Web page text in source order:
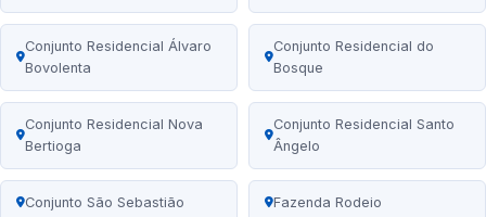
Conjunto Residencial Álvaro
Bovolenta
Conjunto Residencial do
Bosque
Conjunto Residencial Nova
Bertioga
Conjunto Residencial Santo
Ângelo
Conjunto São Sebastião Fazenda Rodeio